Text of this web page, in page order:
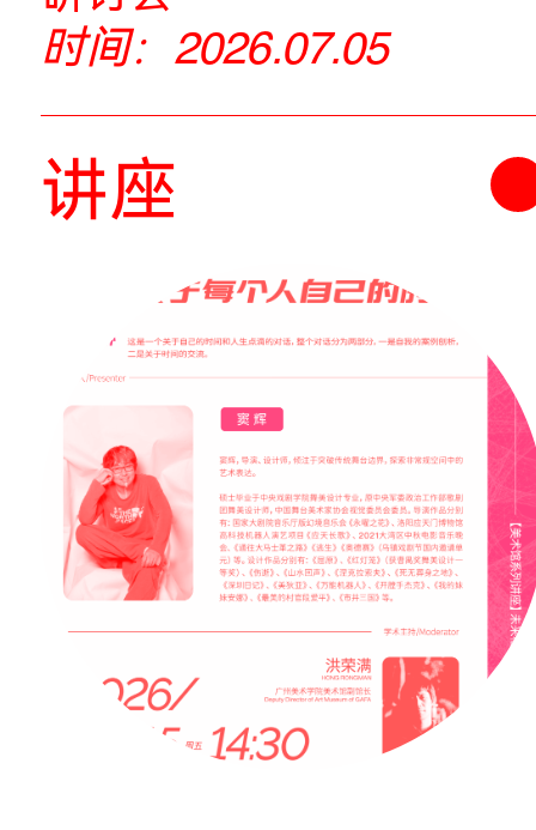
广州美术学院2026
艺术与科技媒介国
研讨会
时间： 2026.07.05
讲座